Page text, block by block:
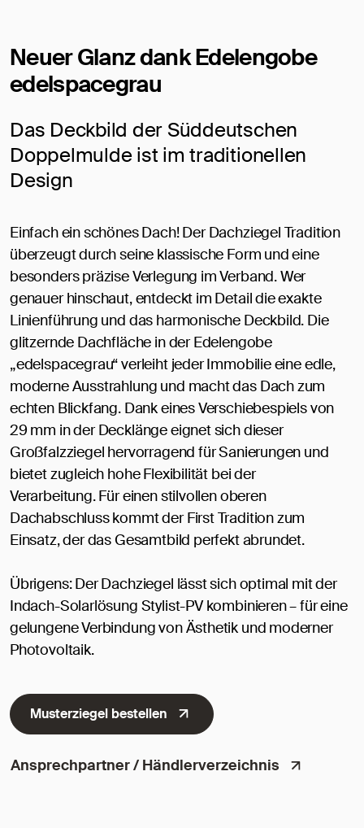
Neuer Glanz dank Edelengobe
edelspacegrau
Das Deckbild der Süddeutschen
Doppelmulde ist im traditionellen
Design
Einfach ein schönes Dach! Der Dachziegel Tradition
überzeugt durch seine klassische Form und eine
besonders präzise Verlegung im Verband. Wer
genauer hinschaut, entdeckt im Detail die exakte
Linienführung und das harmonische Deckbild. Die
glitzernde Dachfläche in der Edelengobe
„edelspacegrau“ verleiht jeder Immobilie eine edle,
moderne Ausstrahlung und macht das Dach zum
echten Blickfang. Dank eines Verschiebespiels von
29 mm in der Decklänge eignet sich dieser
Großfalzziegel hervorragend für Sanierungen und
bietet zugleich hohe Flexibilität bei der
Verarbeitung. Für einen stilvollen oberen
Dachabschluss kommt der First Tradition zum
Einsatz, der das Gesamtbild perfekt abrundet.
Übrigens: Der Dachziegel lässt sich optimal mit der
Indach-Solarlösung Stylist-PV kombinieren – für eine
gelungene Verbindung von Ästhetik und moderner
Photovoltaik.
Musterziegel bestellen
Ansprechpartner / Händlerverzeichnis